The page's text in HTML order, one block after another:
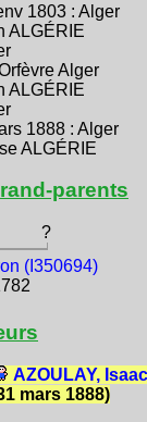
1803 : Alger
ALGÉRIE
Alger
ALGÉRIE
1888 : Alger
ALGÉRIE
parents
?
(I350694)
AZOULAY,
mars 1888)